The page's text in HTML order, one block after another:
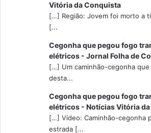
Vitória da Conquista
[…] Região: Jovem foi morto a
[...
Cegonha que pegou fogo
elétricos - Jornal Folha de
[…] Um caminhão-cegonha
desta...
Cegonha que pegou fogo
elétricos - Notícias Vitória
[…] Vídeo: Caminhão-cegonha
estrada [...